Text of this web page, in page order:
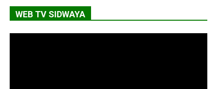
WEB TV SIDWAYA